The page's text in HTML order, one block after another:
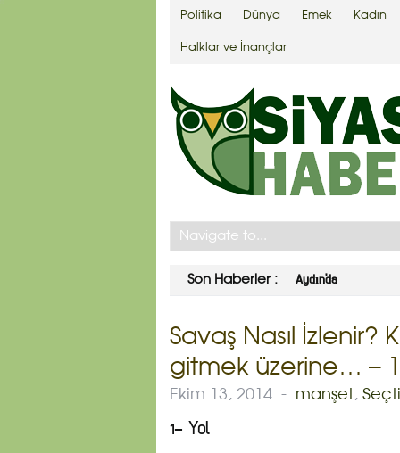
Politika Dünya Emek Kadın
Halklar ve İnançlar
Son Haberler : Aydın’da zeytin
Savaş Nasıl İzlenir?
gitmek üzerine… –
Ekim 13, 2014 - manşet,
1- Yol